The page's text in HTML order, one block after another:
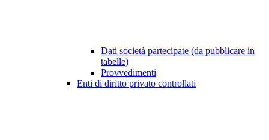
Dati società partecipate (da pubblicare in
tabelle)
Provvedimenti
Enti di diritto privato controllati